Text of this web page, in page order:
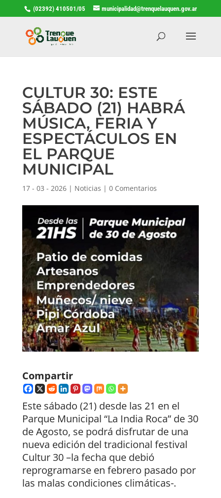
(02392) 410501/05 municipalidad@trenquelauquen.gov.ar
CULTUR 30: ESTE
SÁBADO (21) HABRÁ
MÚSICA, FERIA Y
ESPECTÁCULOS EN
EL PARQUE
MUNICIPAL
17 - 03 - 2026| Noticias | 0 Comentarios
Compartir
Este sábado (21) desde las 21 en el
Parque Municipal “La India Roca” de 30
de Agosto, se podrá disfrutar de una
nueva edición del tradicional festival
Cultur 30 –la fecha que debió
reprogramarse en febrero pasado por
las malas condiciones climáticas-.